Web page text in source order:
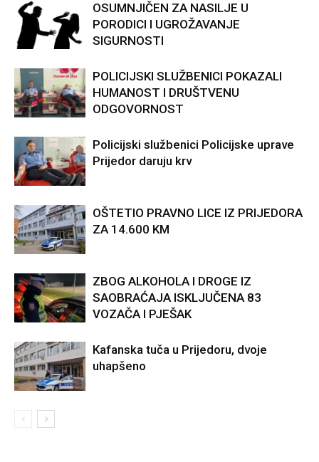
OSUMNJIČEN ZA NASILJE U
PORODICI I UGROŽAVANJE
SIGURNOSTI
POLICIJSKI SLUŽBENICI POKAZALI
HUMANOST I DRUŠTVENU
ODGOVORNOST
Policijski službenici Policijske uprave
Prijedor daruju krv
OŠTETIO PRAVNO LICE IZ PRIJEDORA
ZA 14.600 KM
ZBOG ALKOHOLA I DROGE IZ
SAOBRAĆAJA ISKLJUČENA 83
VOZAČA I PJEŠAK
Kafanska tuča u Prijedoru, dvoje
uhapšeno